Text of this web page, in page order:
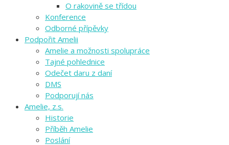
O rakovině se třídou
Konference
Odborné přípěvky
Podpořit Amelii
Amelie a možnosti spolupráce
Tajné pohlednice
Odečet daru z daní
DMS
Podporují nás
Amelie, z.s.
Historie
Příběh Amelie
Poslání